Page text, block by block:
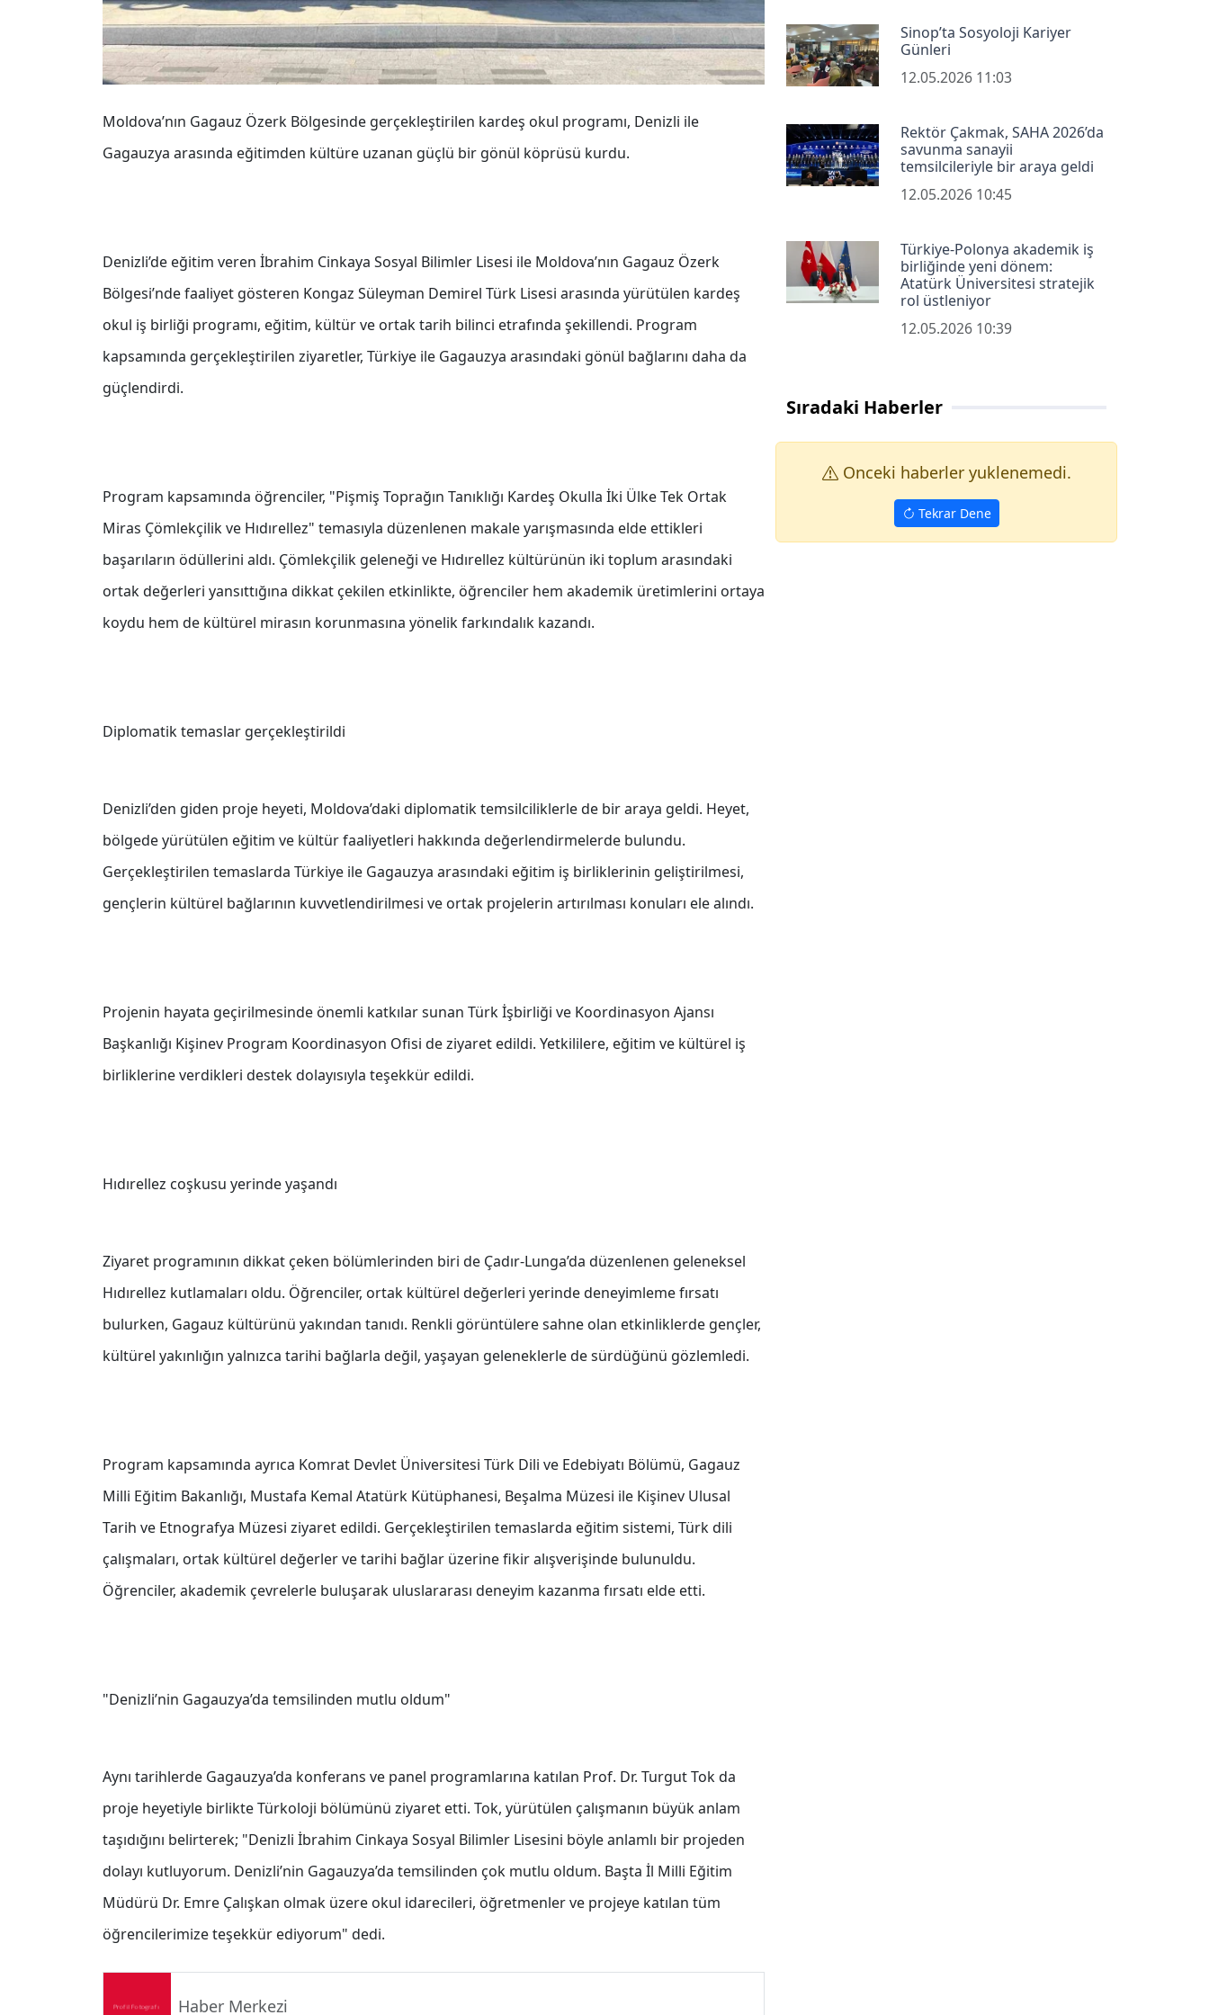
Moldova’nın Gagauz Özerk Bölgesinde gerçekleştirilen kardeş okul programı, Denizli ile
Gagauzya arasında eğitimden kültüre uzanan güçlü bir gönül köprüsü kurdu.
Denizli’de eğitim veren İbrahim Cinkaya Sosyal Bilimler Lisesi ile Moldova’nın Gagauz Özerk
Bölgesi’nde faaliyet gösteren Kongaz Süleyman Demirel Türk Lisesi arasında yürütülen kardeş
okul iş birliği programı, eğitim, kültür ve ortak tarih bilinci etrafında şekillendi. Program
kapsamında gerçekleştirilen ziyaretler, Türkiye ile Gagauzya arasındaki gönül bağlarını daha da
güçlendirdi.
Program kapsamında öğrenciler, "Pişmiş Toprağın Tanıklığı Kardeş Okulla İki Ülke Tek Ortak
Miras Çömlekçilik ve Hıdırellez" temasıyla düzenlenen makale yarışmasında elde ettikleri
başarıların ödüllerini aldı. Çömlekçilik geleneği ve Hıdırellez kültürünün iki toplum arasındaki
ortak değerleri yansıttığına dikkat çekilen etkinlikte, öğrenciler hem akademik üretimlerini ortaya
koydu hem de kültürel mirasın korunmasına yönelik farkındalık kazandı.
Diplomatik temaslar gerçekleştirildi
Denizli’den giden proje heyeti, Moldova’daki diplomatik temsilciliklerle de bir araya geldi. Heyet,
bölgede yürütülen eğitim ve kültür faaliyetleri hakkında değerlendirmelerde bulundu.
Gerçekleştirilen temaslarda Türkiye ile Gagauzya arasındaki eğitim iş birliklerinin geliştirilmesi,
gençlerin kültürel bağlarının kuvvetlendirilmesi ve ortak projelerin artırılması konuları ele alındı.
Projenin hayata geçirilmesinde önemli katkılar sunan Türk İşbirliği ve Koordinasyon Ajansı
Başkanlığı Kişinev Program Koordinasyon Ofisi de ziyaret edildi. Yetkililere, eğitim ve kültürel iş
birliklerine verdikleri destek dolayısıyla teşekkür edildi.
Hıdırellez coşkusu yerinde yaşandı
Ziyaret programının dikkat çeken bölümlerinden biri de Çadır-Lunga’da düzenlenen geleneksel
Hıdırellez kutlamaları oldu. Öğrenciler, ortak kültürel değerleri yerinde deneyimleme fırsatı
bulurken, Gagauz kültürünü yakından tanıdı. Renkli görüntülere sahne olan etkinliklerde gençler,
kültürel yakınlığın yalnızca tarihi bağlarla değil, yaşayan geleneklerle de sürdüğünü gözlemledi.
Program kapsamında ayrıca Komrat Devlet Üniversitesi Türk Dili ve Edebiyatı Bölümü, Gagauz
Milli Eğitim Bakanlığı, Mustafa Kemal Atatürk Kütüphanesi, Beşalma Müzesi ile Kişinev Ulusal
Tarih ve Etnografya Müzesi ziyaret edildi. Gerçekleştirilen temaslarda eğitim sistemi, Türk dili
çalışmaları, ortak kültürel değerler ve tarihi bağlar üzerine fikir alışverişinde bulunuldu.
Öğrenciler, akademik çevrelerle buluşarak uluslararası deneyim kazanma fırsatı elde etti.
"Denizli’nin Gagauzya’da temsilinden mutlu oldum"
Aynı tarihlerde Gagauzya’da konferans ve panel programlarına katılan Prof. Dr. Turgut Tok da
proje heyetiyle birlikte Türkoloji bölümünü ziyaret etti. Tok, yürütülen çalışmanın büyük anlam
taşıdığını belirterek; "Denizli İbrahim Cinkaya Sosyal Bilimler Lisesini böyle anlamlı bir projeden
dolayı kutluyorum. Denizli’nin Gagauzya’da temsilinden çok mutlu oldum. Başta İl Milli Eğitim
Müdürü Dr. Emre Çalışkan olmak üzere okul idarecileri, öğretmenler ve projeye katılan tüm
öğrencilerimize teşekkür ediyorum" dedi.
Haber Merkezi
Sinop’ta Sosyoloji Kariyer
Günleri
12.05.2026 11:03
Rektör Çakmak, SAHA 2026’da
savunma sanayii
temsilcileriyle bir araya geldi
12.05.2026 10:45
Türkiye-Polonya akademik iş
birliğinde yeni dönem:
Atatürk Üniversitesi stratejik
rol üstleniyor
12.05.2026 10:39
Sıradaki Haberler
Onceki haberler yuklenemedi.
Tekrar Dene